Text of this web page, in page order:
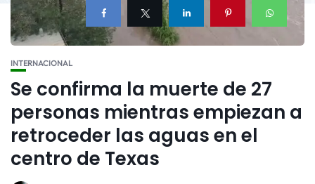
INTERNACIONAL
Se confirma la muerte de 27
personas mientras empiezan a
retroceder las aguas en el
centro de Texas